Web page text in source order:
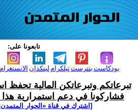
تابعونا على:
الانستغرام لينكدإن تيلكرامبنترست بودكاست
تبرعاتكم وتبرعاتكن المالية تحفظ
فشاركونا في دعم استمرارية هذا
[اشترك في قناة ‫«الحوار